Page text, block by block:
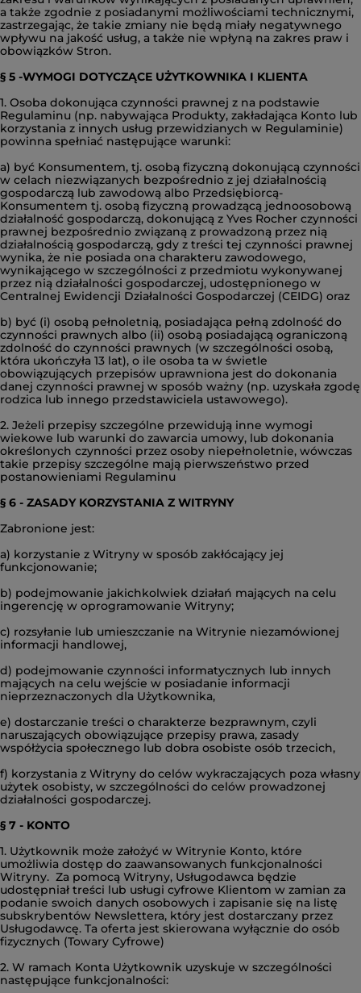
a także zgodnie z posiadanymi możliwościami technicznymi,
zastrzegając, że takie zmiany nie będą miały negatywnego
wpływu na jakość usług, a także nie wpłyną na zakres praw i
obowiązków Stron.
§ 5 -WYMOGI DOTYCZĄCE UŻYTKOWNIKA I KLIENTA
1. Osoba dokonująca czynności prawnej z na podstawie
Regulaminu (np. nabywająca Produkty, zakładająca Konto lub
korzystania z innych usług przewidzianych w Regulaminie)
powinna spełniać następujące warunki:
a) być Konsumentem, tj. osobą fizyczną dokonującą czynności
w celach niezwiązanych bezpośrednio z jej działalnością
gospodarczą lub zawodową albo Przedsiębiorcą-
Konsumentem tj. osobą fizyczną prowadzącą jednoosobową
działalność gospodarczą, dokonującą z Yves Rocher czynności
prawnej bezpośrednio związaną z prowadzoną przez nią
działalnością gospodarczą, gdy z treści tej czynności prawnej
wynika, że nie posiada ona charakteru zawodowego,
wynikającego w szczególności z przedmiotu wykonywanej
przez nią działalności gospodarczej, udostępnionego w
Centralnej Ewidencji Działalności Gospodarczej (CEIDG) oraz
b) być (i) osobą pełnoletnią, posiadająca pełną zdolność do
czynności prawnych albo (ii) osobą posiadającą ograniczoną
zdolność do czynności prawnych (w szczególności osobą,
która ukończyła 13 lat), o ile osoba ta w świetle
obowiązujących przepisów uprawniona jest do dokonania
danej czynności prawnej w sposób ważny (np. uzyskała zgodę
rodzica lub innego przedstawiciela ustawowego).
2. Jeżeli przepisy szczególne przewidują inne wymogi
wiekowe lub warunki do zawarcia umowy, lub dokonania
określonych czynności przez osoby niepełnoletnie, wówczas
takie przepisy szczególne mają pierwszeństwo przed
postanowieniami Regulaminu
§ 6 - ZASADY KORZYSTANIA Z WITRYNY
Zabronione jest:
a) korzystanie z Witryny w sposób zakłócający jej
funkcjonowanie;
b) podejmowanie jakichkolwiek działań mających na celu
ingerencję w oprogramowanie Witryny;
c) rozsyłanie lub umieszczanie na Witrynie niezamówionej
informacji handlowej,
d) podejmowanie czynności informatycznych lub innych
mających na celu wejście w posiadanie informacji
nieprzeznaczonych dla Użytkownika,
e) dostarczanie treści o charakterze bezprawnym, czyli
naruszających obowiązujące przepisy prawa, zasady
współżycia społecznego lub dobra osobiste osób trzecich,
f) korzystania z Witryny do celów wykraczających poza własny
użytek osobisty, w szczególności do celów prowadzonej
działalności gospodarczej.
§ 7 - KONTO
1. Użytkownik może założyć w Witrynie Konto, które
umożliwia dostęp do zaawansowanych funkcjonalności
Witryny. Za pomocą Witryny, Usługodawca będzie
udostępniał treści lub usługi cyfrowe Klientom w zamian za
podanie swoich danych osobowych i zapisanie się na listę
subskrybentów Newslettera, który jest dostarczany przez
Usługodawcę. Ta oferta jest skierowana wyłącznie do osób
fizycznych (Towary Cyfrowe)
2. W ramach Konta Użytkownik uzyskuje w szczególności
następujące funkcjonalności: